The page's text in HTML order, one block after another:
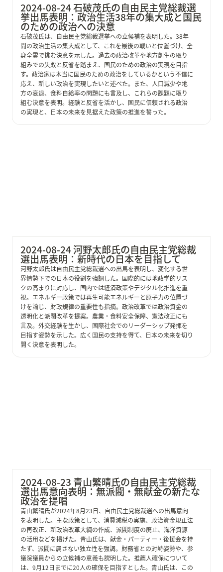
2024-08-24 石破茂氏の自由民主党総裁選
挙出馬表明：政治生活38年の集大成と国民
のための政治への決意
石破茂氏は、自由民主党総裁選挙への立候補を表明した。38年
間の政治生活の集大成として、これを最後の戦いと位置づけ、全
身全霊で挑む決意を示した。過去の政治改革や地方創生の取り
組みでの失敗と反省を踏まえ、国民のための政治の実現を目指
す。政治家は本当に国民のための政治をしているかという不信に
応え、新しい政治を実現したいと述べた。また、人口減少や地
方の衰退、食料自給率の問題にも言及し、これらの課題に取り
組む決意を表明。経験と反省を活かし、国民に信頼される政治
の実現と、日本の未来を見据えた政策の推進を誓った。
2024-08-24 河野太郎氏の自由民主党総裁
選出馬表明：新時代の日本を目指して
河野太郎氏は自由民主党総裁選への出馬を表明し、変化する世
界情勢下での日本の役割を強調した。国際的には地政学的リス
クの高まりに対応し、国内では経済政策やデジタル化推進を重
視。エネルギー政策では再生可能エネルギーと原子力の位置づ
けを論じ、財政規律の重要性も指摘。政治改革では政治資金の
透明化と派閥改革を提案。農業・食料安全保障、憲法改正にも
言及。外交経験を生かし、国際社会でのリーダーシップ発揮を
目指す姿勢を示した。広く国民の支持を得て、日本の未来を切り
開く決意を表明した。
2024-08-23 青山繁晴氏の自由民主党総裁
選出馬意向表明：無派閥・無献金の新たな
政治を提唱
青山繁晴氏が2024年8月23日、自由民主党総裁選への出馬意向
を表明した。主な政策として、消費減税の実施、政治資金規正法
の再改正、新政治改革大綱の作成、派閥制度の廃止、海洋資源
の活用などを掲げた。青山氏は、献金・パーティー・後援会を持
たず、派閥に属さない独立性を強調。財務省との対峙姿勢や、参
議院議員からの立候補の意義も説明した。推薦人確保について
は、9月12日までに20人の確保を目指すとした。青山氏は、この